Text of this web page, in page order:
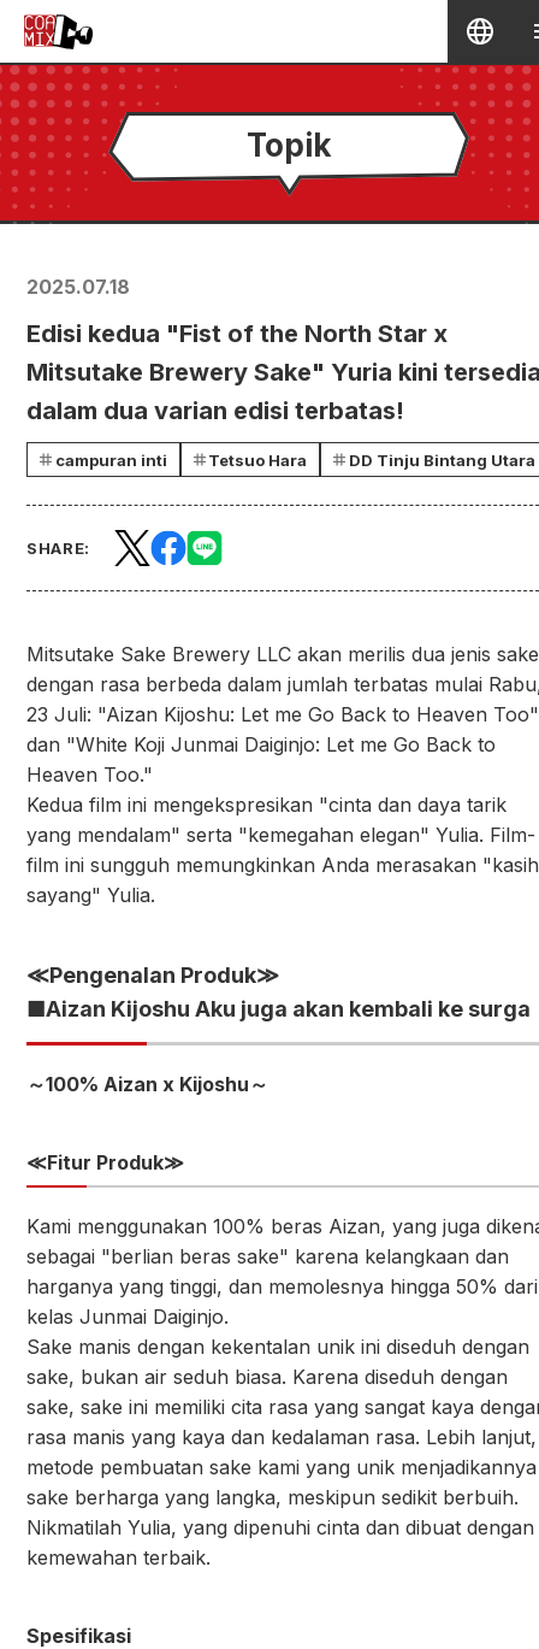
Topik
2025.07.18
Edisi kedua "Fist of the North Star x
Mitsutake Brewery Sake" Yuria kini
dalam dua varian edisi terbatas!
campuran inti Tetsuo Hara DD Tinju Bintang Utara
SHARE:
Mitsutake Sake Brewery LLC akan merilis dua jenis sake
dengan rasa berbeda dalam jumlah terbatas mulai
23 Juli: "Aizan Kijoshu: Let me Go Back to Heaven Too"
dan "White Koji Junmai Daiginjo: Let me Go Back to
Heaven Too."
Kedua film ini mengekspresikan "cinta dan daya tarik
yang mendalam" serta "kemegahan elegan" Yulia. Film-
film ini sungguh memungkinkan Anda merasakan "kasih
sayang" Yulia.
≪Pengenalan Produk≫
■Aizan Kijoshu Aku juga akan kembali ke surga
～100% Aizan x Kijoshu～
≪Fitur Produk≫
Kami menggunakan 100% beras Aizan, yang juga
sebagai "berlian beras sake" karena kelangkaan dan
harganya yang tinggi, dan memolesnya hingga 50% dari
kelas Junmai Daiginjo.
Sake manis dengan kekentalan unik ini diseduh dengan
sake, bukan air seduh biasa. Karena diseduh dengan
sake, sake ini memiliki cita rasa yang sangat kaya
rasa manis yang kaya dan kedalaman rasa. Lebih lanjut,
metode pembuatan sake kami yang unik menjadikannya
sake berharga yang langka, meskipun sedikit berbuih.
Nikmatilah Yulia, yang dipenuhi cinta dan dibuat dengan
kemewahan terbaik.
Spesifikasi